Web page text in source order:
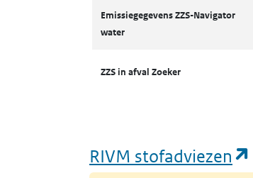
Emissiegegevens ZZS-Navigator
water
ZZS in afval Zoeker
RIVM stofadviezen